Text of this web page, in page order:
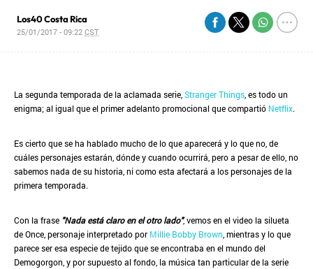
Los40 Costa Rica
25/01/2017 - 09:22CST
La segunda temporada de la aclamada serie, Stranger Things , es todo un
enigma; al igual que el primer adelanto promocional que compartió Netflix.
Es cierto que se ha hablado mucho de lo que aparecerá y lo que no, de
cuáles personajes estarán, dónde y cuando ocurrirá, pero a pesar de ello, no
sabemos nada de su historia, ni como esta afectará a los personajes de la
primera temporada.
Con la frase "Nada está claro en el otro lado", vemos en el video la silueta
de Once, personaje interpretado por Millie Bobby Brown , mientras y lo que
parece ser esa especie de tejido que se encontraba en el mundo del
Demogorgon, y por supuesto al fondo, la música tan particular de la serie